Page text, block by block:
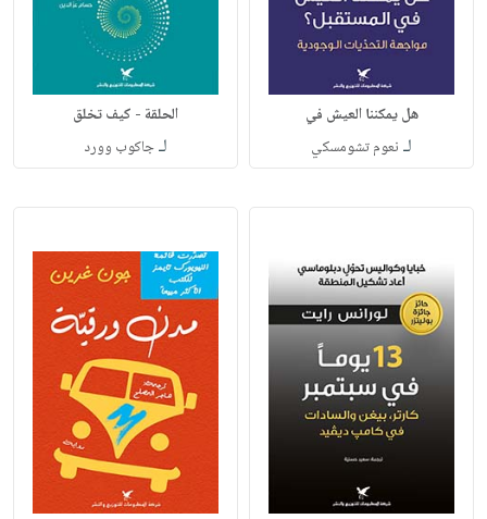
هل يمكننا العيش في
لـ نعوم تشومسكي
الحلقة - كيف تخلق
لـجاكوب وورد